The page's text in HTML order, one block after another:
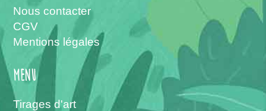
Nous contacter
CGV
Mentions légales
menu
Tirages d'art